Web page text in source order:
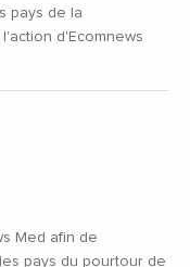
Med afin de
pays du pourtour de
pays de la
d'Ecomnews